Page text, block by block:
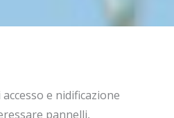
e nidificazione
pannelli,